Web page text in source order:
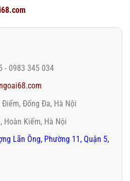
- 0983 345 034
Đống Đa, Hà Nội
Hoàn Kiếm, Hà Nội
Lãn Ông, Phường 11, Quận 5,